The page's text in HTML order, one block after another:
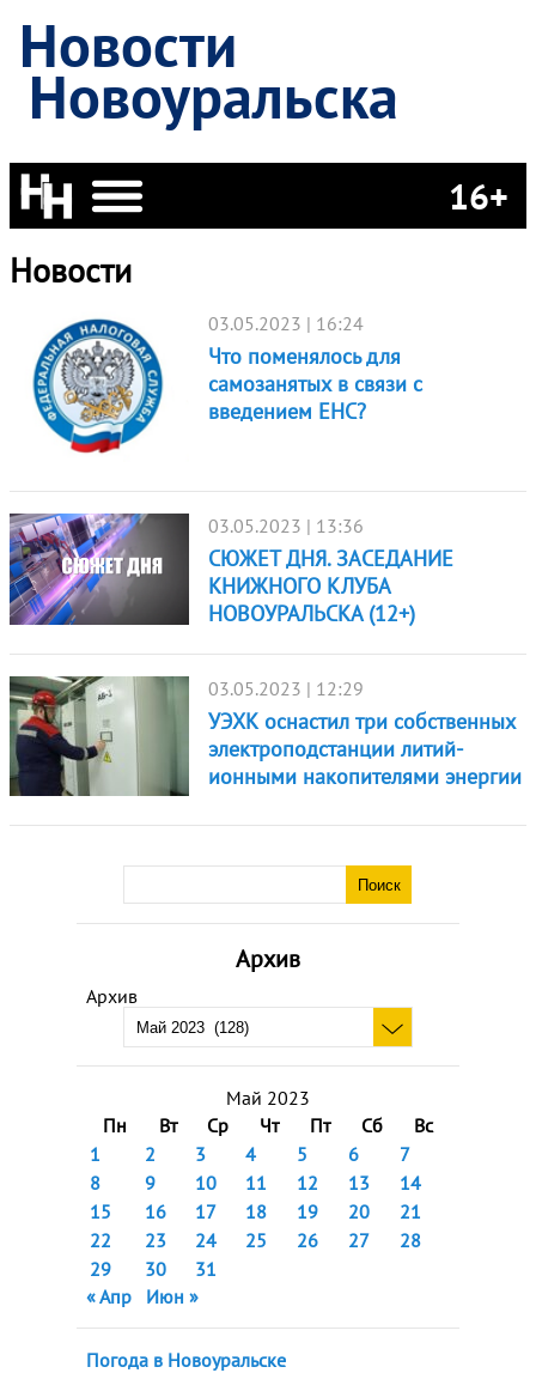
Новости
Новоуральска
16+
Архив
Архив
Май 2023
Пн
Вт Ср Чт Пт Сб
Вс
1
2 3 4 5 6
7
8
9 10 11 12 13
14
15
16 17 18 19 20
21
22
23 24 25 26 27
28
29
30
31
« Апр
Июн »
Погода в Новоуральске
Новости
03.05.2023 | 16:24
Что поменялось для
самозанятых в связи с
введением ЕНС?
03.05.2023 | 13:36
СЮЖЕТ ДНЯ. ЗАСЕДАНИЕ
КНИЖНОГО КЛУБА
НОВОУРАЛЬСКА (12+)
03.05.2023 | 12:29
УЭХК оснастил три собственных
электроподстанции литий-
ионными накопителями энергии